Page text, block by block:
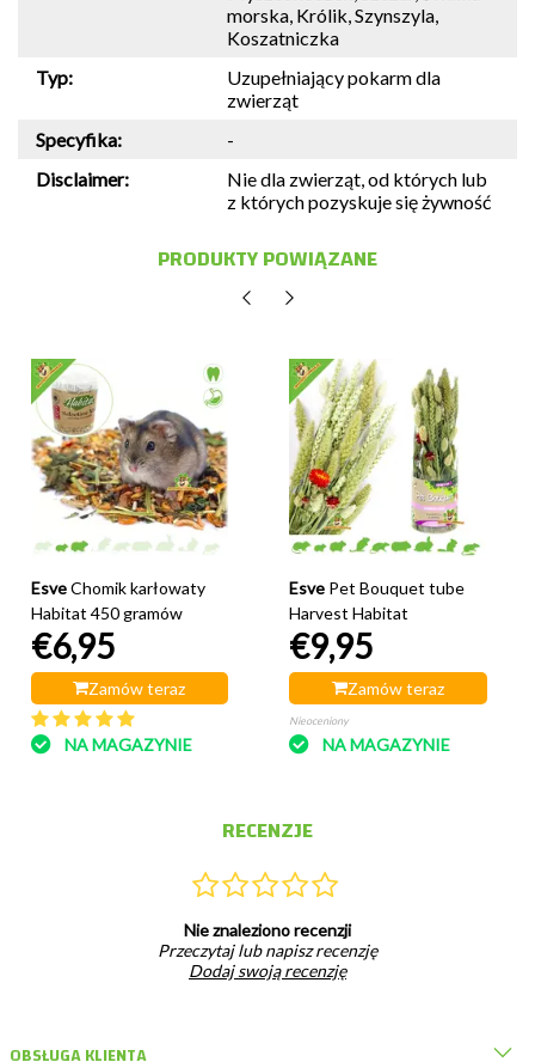
morska, Królik, Szynszyla,
Koszatniczka
Typ:
Uzupełniający pokarm dla
zwierząt
Specyfika:
-
Disclaimer:
Nie dla zwierząt, od których lub
z których pozyskuje się żywność
PRODUKTY POWIĄZANE
Esve Chomik karłowaty
Habitat 450 gramów
€6,95
Zamów teraz
NA MAGAZYNIE
Esve Pet Bouquet tube
Harvest Habitat
€9,95
Zamów teraz
Nieoceniony
NA MAGAZYNIE
RECENZJE
Nie znaleziono recenzji
Przeczytaj lub napisz recenzję
Dodaj swoją recenzję
OBSŁUGA KLIENTA